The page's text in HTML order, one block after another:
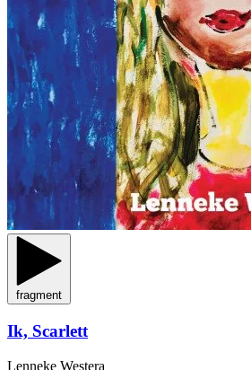
fragment
Ik, Scarlett
Lenneke Westera